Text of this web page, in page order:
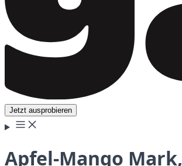
Jetzt ausprobieren
Apfel-Mango Mark,